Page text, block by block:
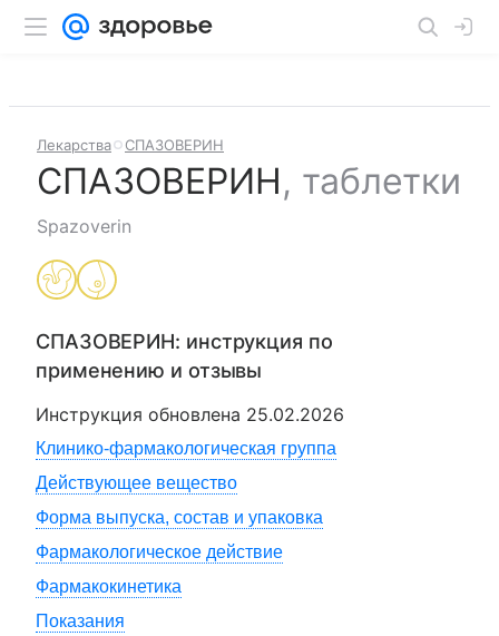
Лекарства СПАЗОВЕРИН
СПАЗОВЕРИН, таблетки
Spazoverin
СПАЗОВЕРИН: инструкция по
применению и отзывы
Инструкция обновлена 25.02.2026
Клинико-фармакологическая группа
Действующее вещество
Форма выпуска, состав и упаковка
Фармакологическое действие
Фармакокинетика
Показания